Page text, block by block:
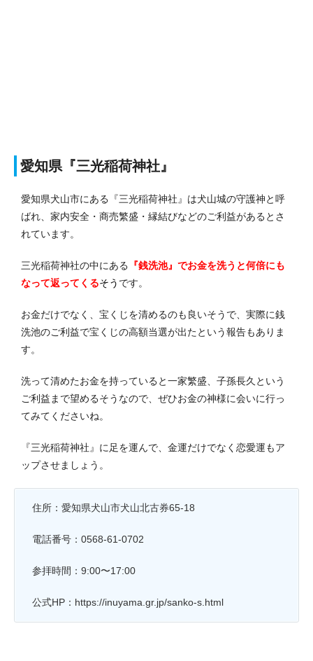
愛知県『三光稲荷神社』
愛知県犬山市にある『三光稲荷神社』は犬山城の守護神と呼
ばれ、家内安全・商売繁盛・縁結びなどのご利益があるとさ
れています。
三光稲荷神社の中にある
『銭洗池』でお金を洗うと何倍にも
なって返ってくるそう です。
お金だけでなく、宝くじを清めるのも良いそうで、実際に銭
洗池のご利益で宝くじの高額当選が出たという報告もありま
す。
洗って清めたお金を持っていると一家繁盛、子孫長久という
ご利益まで望めるそうなので、ぜひお金の神様に会いに行っ
てみてくださいね。
『三光稲荷神社』に足を運んで、金運だけでなく恋愛運もア
ップさせましょう。
住所：愛知県犬山市犬山北古券65-18
電話番号：0568-61-0702
参拝時間：9:00〜17:00
公式HP：https://inuyama.gr.jp/sanko-s.html